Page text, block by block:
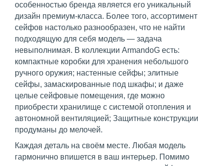
особенностью бренда является его уникальный
дизайн премиум-класса. Более того, ассортимент
сейфов настолько разнообразен, что не найти
подходящую для себя модель — задача
невыполнимая. В коллекции ArmandoG есть:
компактные коробки для хранения небольшого
ручного оружия; настенные сейфы; элитные
сейфы, замаскированные под шкафы; и даже
целые сейфовые помещения, где можно
приобрести хранилище с системой отопления и
автономной вентиляцией; Защитные конструкции
продуманы до мелочей.
Каждая деталь на своём месте. Любая модель
гармонично впишется в ваш интерьер. Помимо